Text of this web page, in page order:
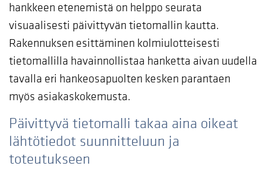
hankkeen etenemistä on helppo seurata
visuaalisesti päivittyvän tietomallin kautta.
Rakennuksen esittäminen kolmiulotteisesti
tietomallilla havainnollistaa hanketta aivan uudella
tavalla eri hankeosapuolten kesken parantaen
myös asiakaskokemusta.
Päivittyvä tietomalli takaa aina oikeat
lähtötiedot suunnitteluun ja
toteutukseen